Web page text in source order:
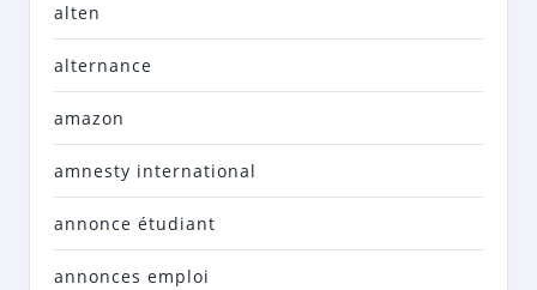
alten
alternance
amazon
amnesty international
annonce étudiant
annonces emploi